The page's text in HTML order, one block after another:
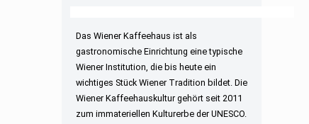
Das Wiener Kaffeehaus ist als
gastronomische Einrichtung eine typische
Wiener Institution, die bis heute ein
wichtiges Stück Wiener Tradition bildet. Die
Wiener Kaffeehauskultur gehört seit 2011
zum immateriellen Kulturerbe der UNESCO.